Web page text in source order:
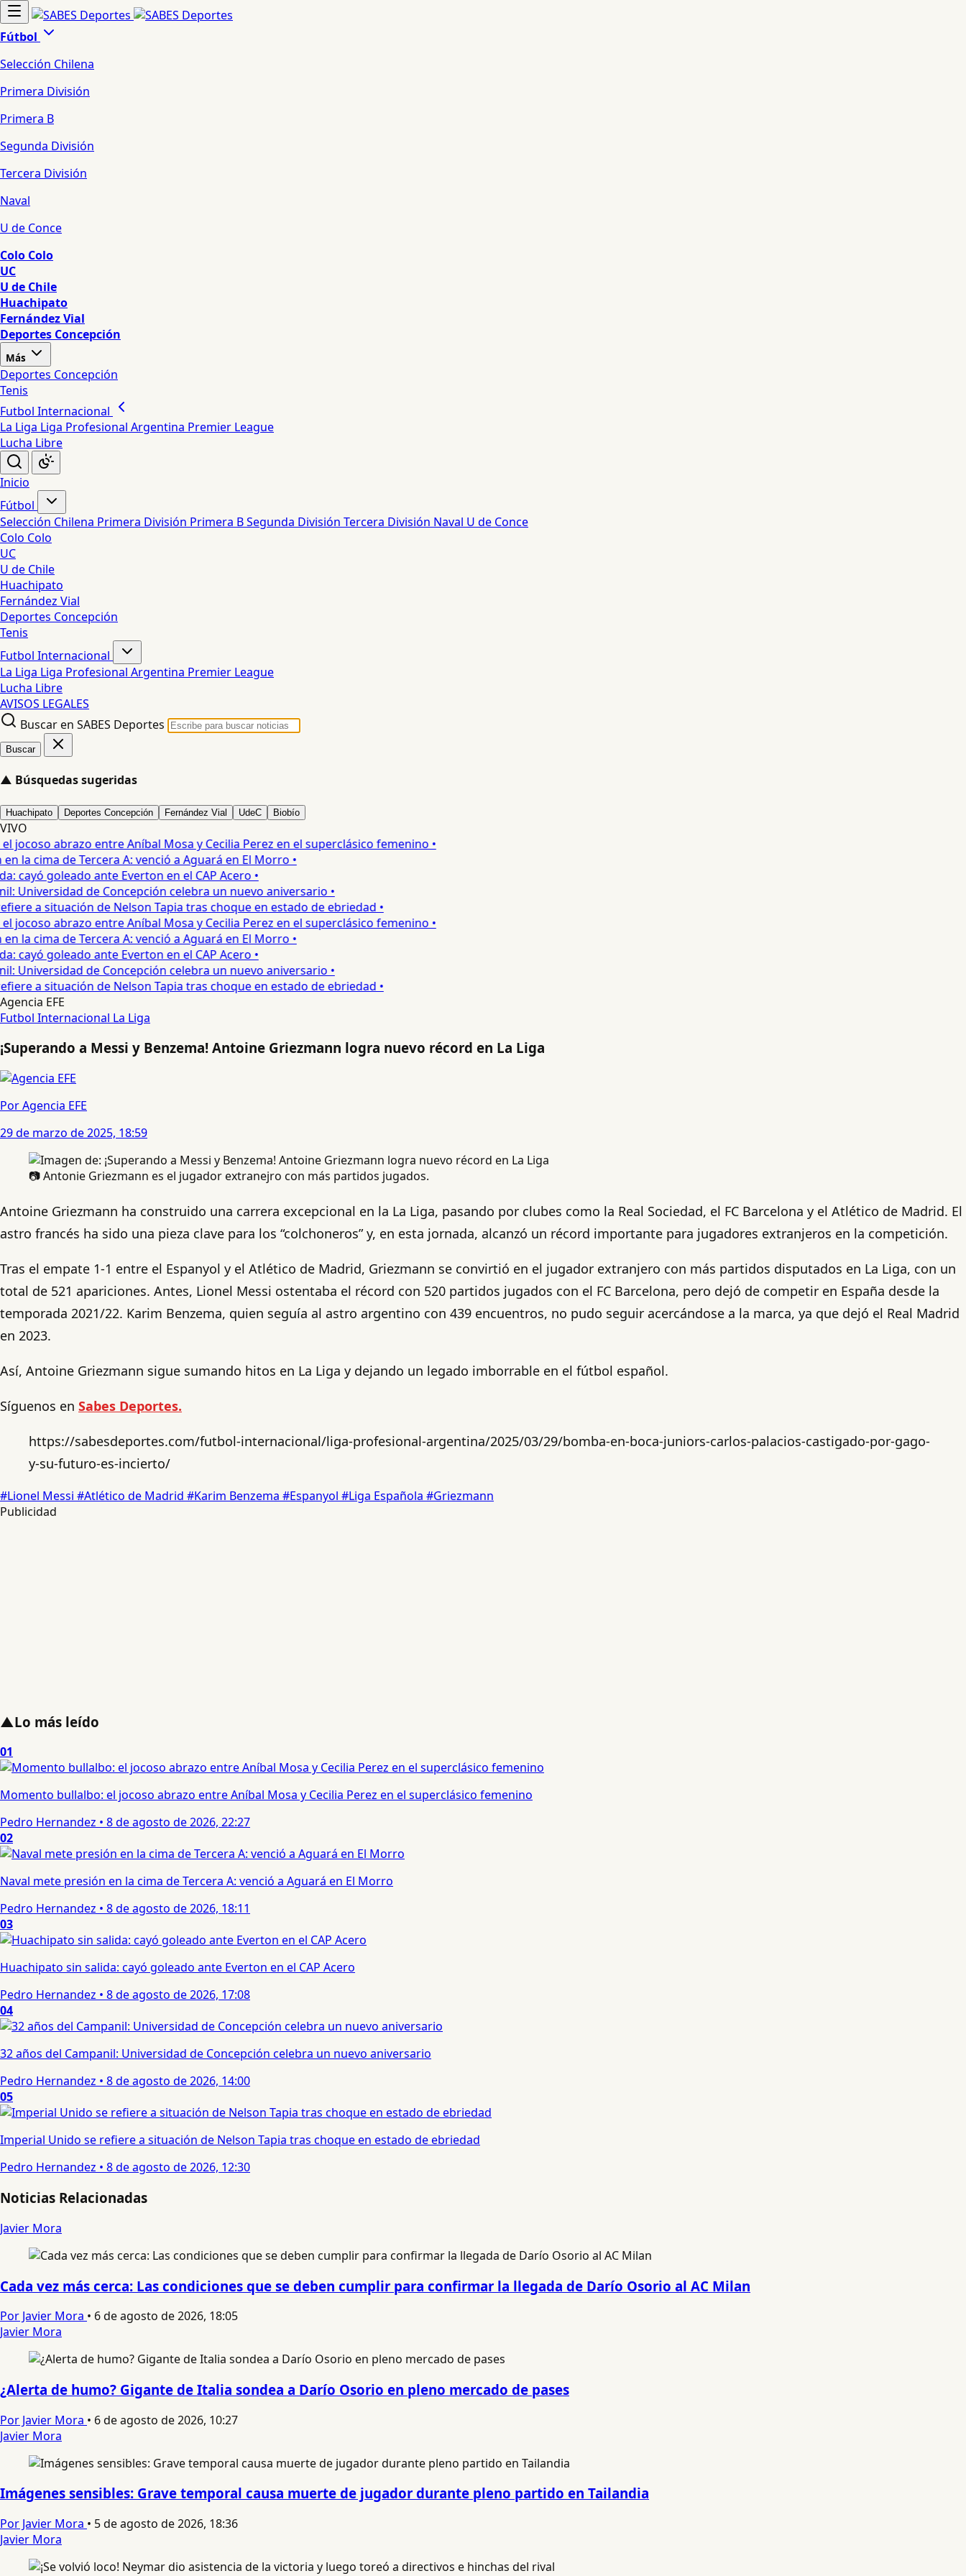
Fútbol
Selección Chilena
Primera División
Primera B
Segunda División
Tercera División
Naval
U de Conce
Colo Colo
UC
U de Chile
Huachipato
Fernández Vial
Deportes Concepción
Más
Deportes Concepción
Tenis
Futbol Internacional
La Liga Liga Profesional Argentina Premier League
Lucha Libre
Inicio
Fútbol
Selección Chilena Primera División Primera BSegunda División Tercera División Naval U de Conce
Colo Colo
UC
U de Chile
Huachipato
Fernández Vial
Deportes Concepción
Tenis
Futbol Internacional
La Liga Liga Profesional Argentina Premier League
Lucha Libre
AVISOS LEGALES
Buscar en SABES Deportes
Buscar
▲ Búsquedas sugeridas
Huachipato Deportes Concepción Fernández Vial UdeC Biobío
VIVO
abrazo entre Aníbal Mosa y Cecilia Perez en el superclásico femenino •
la cima de Tercera A: venció a Aguará en El Morro •
goleado ante Everton en el CAP Acero •
Universidad de Concepción celebra un nuevo aniversario •
a situación de Nelson Tapia tras choque en estado de ebriedad •
abrazo entre Aníbal Mosa y Cecilia Perez en el superclásico femenino •
la cima de Tercera A: venció a Aguará en El Morro •
goleado ante Everton en el CAP Acero •
Universidad de Concepción celebra un nuevo aniversario •
a situación de Nelson Tapia tras choque en estado de ebriedad •
Agencia EFE
Futbol Internacional La Liga
¡Superando a Messi y Benzema! Antoine Griezmann logra nuevo récord en La Liga
Por Agencia EFE
29 de marzo de 2025, 18:59
📷 Antonie Griezmann es el jugador extranejro con más partidos jugados.
Antoine Griezmann ha construido una carrera excepcional en la La Liga, pasando por clubes como la Real Sociedad, el FC Barcelona y el Atlético de Madrid. El
astro francés ha sido una pieza clave para los “colchoneros” y, en esta jornada, alcanzó un récord importante para jugadores extranjeros en la competición.
Tras el empate 1-1 entre el Espanyol y el Atlético de Madrid, Griezmann se convirtió en el jugador extranjero con más partidos disputados en La Liga, con un
total de 521 apariciones. Antes, Lionel Messi ostentaba el récord con 520 partidos jugados con el FC Barcelona, pero dejó de competir en España desde la
temporada 2021/22. Karim Benzema, quien seguía al astro argentino con 439 encuentros, no pudo seguir acercándose a la marca, ya que dejó el Real Madrid
en 2023.
Así, Antoine Griezmann sigue sumando hitos en La Liga y dejando un legado imborrable en el fútbol español.
Síguenos en Sabes Deportes.
https://sabesdeportes.com/futbol-internacional/liga-profesional-argentina/2025/03/29/bomba-en-boca-juniors-carlos-palacios-castigado-por-gago-
y-su-futuro-es-incierto/
#Lionel Messi #Atlético de Madrid #Karim Benzema #Espanyol #Liga Española #Griezmann
Publicidad
▲Lo más leído
01
Momento bullalbo: el jocoso abrazo entre Aníbal Mosa y Cecilia Perez en el superclásico femenino
Pedro Hernandez • 8 de agosto de 2026, 22:27
02
Naval mete presión en la cima de Tercera A: venció a Aguará en El Morro
Pedro Hernandez • 8 de agosto de 2026, 18:11
03
Huachipato sin salida: cayó goleado ante Everton en el CAP Acero
Pedro Hernandez • 8 de agosto de 2026, 17:08
04
32 años del Campanil: Universidad de Concepción celebra un nuevo aniversario
Pedro Hernandez • 8 de agosto de 2026, 14:00
05
Imperial Unido se refiere a situación de Nelson Tapia tras choque en estado de ebriedad
Pedro Hernandez • 8 de agosto de 2026, 12:30
Noticias Relacionadas
Javier Mora
Cada vez más cerca: Las condiciones que se deben cumplir para confirmar la llegada de Darío Osorio al AC Milan
Por Javier Mora • 6 de agosto de 2026, 18:05
Javier Mora
¿Alerta de humo? Gigante de Italia sondea a Darío Osorio en pleno mercado de pases
Por Javier Mora • 6 de agosto de 2026, 10:27
Javier Mora
Imágenes sensibles: Grave temporal causa muerte de jugador durante pleno partido en Tailandia
Por Javier Mora • 5 de agosto de 2026, 18:36
Javier Mora